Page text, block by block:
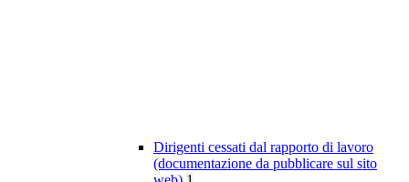
Dirigenti cessati dal rapporto di lavoro
(documentazione da pubblicare sul sito